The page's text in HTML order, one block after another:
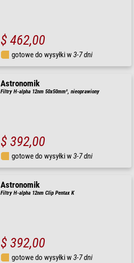
$ 462,00
gotowe do wysyłki w3-7 dni
Astronomik
Filtry H-alpha 12nm 50x50mm², nieoprawiony
$ 392,00
gotowe do wysyłki w3-7 dni
Astronomik
Filtry H-alpha 12nm Clip Pentax K
$ 392,00
gotowe do wysyłki w3-7 dni